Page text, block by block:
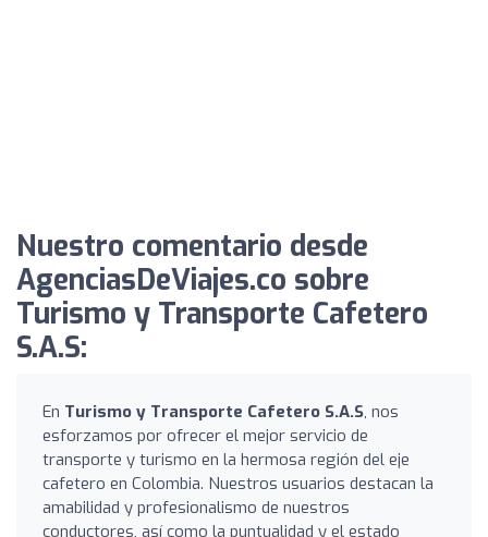
Nuestro comentario desde
AgenciasDeViajes.co sobre
Turismo y Transporte Cafetero
S.A.S:
En Turismo y Transporte Cafetero S.A.S, nos
esforzamos por ofrecer el mejor servicio de
transporte y turismo en la hermosa región del eje
cafetero en Colombia. Nuestros usuarios destacan la
amabilidad y profesionalismo de nuestros
conductores, así como la puntualidad y el estado